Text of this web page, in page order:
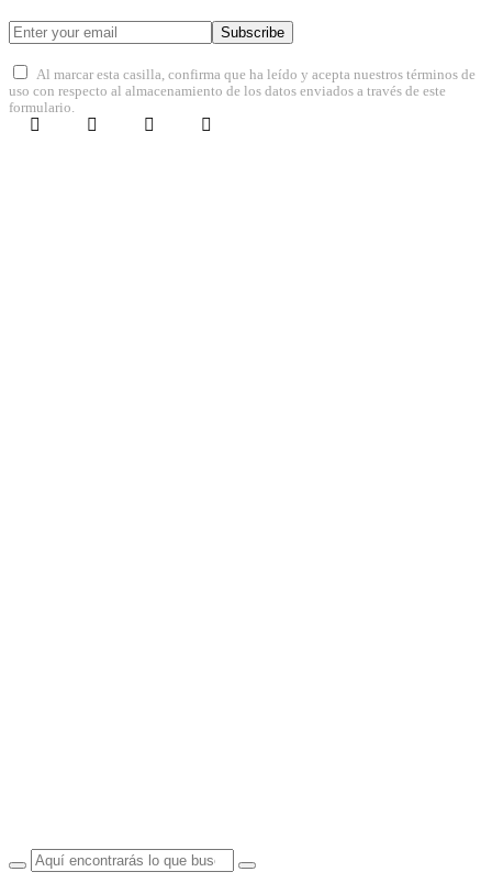
Subscribe
Al marcar esta casilla, confirma que ha leído y acepta nuestros términos de
uso con respecto al almacenamiento de los datos enviados a través de este
formulario.